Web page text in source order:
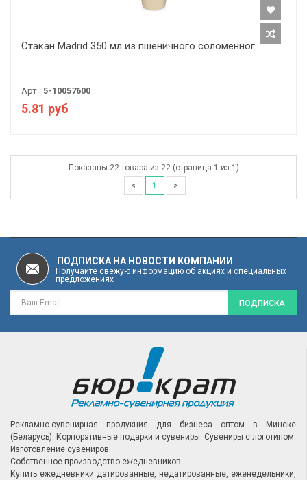
Стакан Madrid 350 мл из пшеничного соломенног...
Арт.: 5-10057600
5.81 руб
Показаны 22 товара из 22 (страница 1 из 1)
<
1 >
ПОДПИСКА НА НОВОСТИ КОМПАНИИ
Получайте свежую информацию об акциях и специальных
предложениях
ПОДПИСКА
Рекламно-сувенирная продукция для бизнеса оптом в Минске
(Беларусь). Корпоративные подарки и сувениры. Сувениры с логотипом.
Изготовление сувениров.
Собственное производство ежедневников.
Купить ежедневники датированные, недатированные, еженедельники,